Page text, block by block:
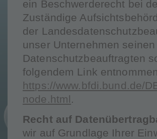
ein Beschwerderecht bei
Zuständige
der
unser Unternehmen
Datenschutzbeauftragten
folgendem Link
https://www.bfdi.bund.de/
node.html.
Recht auf
wir auf Grundlage Ihrer